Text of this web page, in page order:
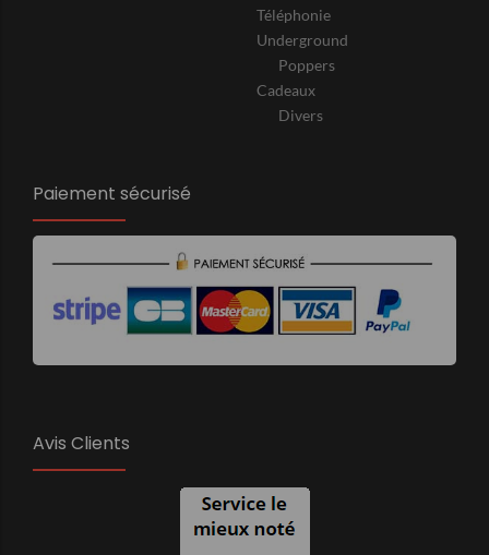
Téléphonie
Underground
Poppers
Cadeaux
Divers
Paiement sécurisé
Avis Clients